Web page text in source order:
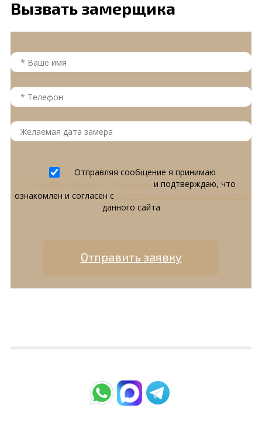
Вызвать замерщика
Отправляя сообщение я принимаю
и подтверждаю, что
ознакомлен и согласен с
данного сайта
Отправить заявку